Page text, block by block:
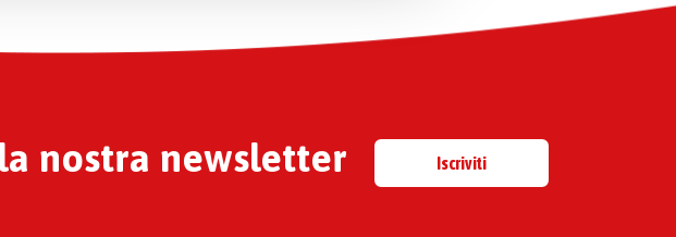
nostra newsletter Iscriviti